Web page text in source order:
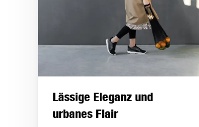
Lässige Eleganz und
urbanes Flair